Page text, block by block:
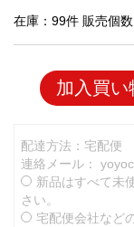
在庫：99件 販売個
加入買い
配達方法：宅配便
連絡メール：
新品はすべて未
さい。
宅配便会社など